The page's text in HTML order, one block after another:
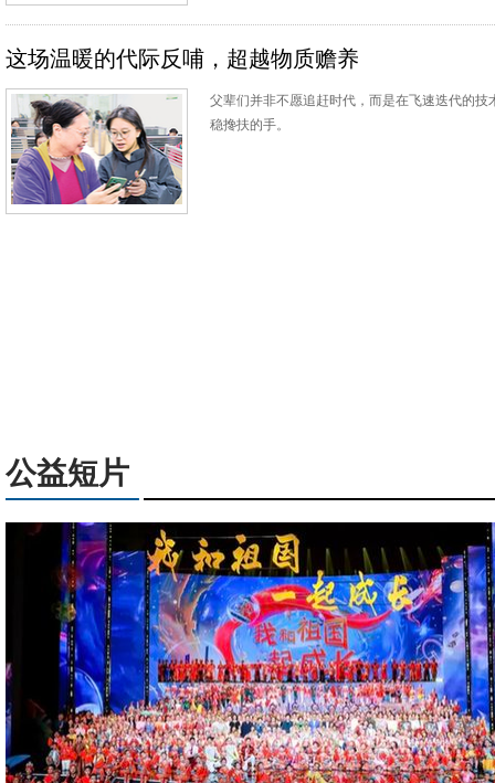
这场温暖的代际反哺，超越物质赡养
父辈们并非不愿追赶时代，而是在飞速迭代的技
稳搀扶的手。
公益短片